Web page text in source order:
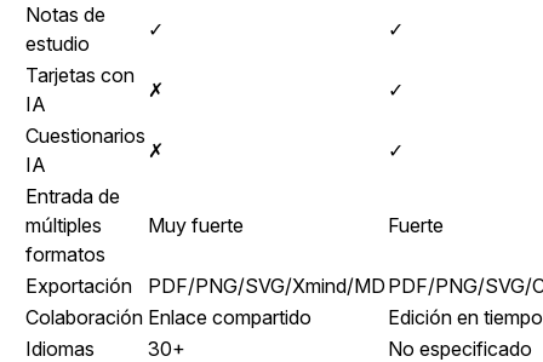
Notas de
estudio
✓
✓
Tarjetas con
IA
✗
✓
Cuestionarios
IA
✗
✓
Entrada de
múltiples
formatos
Muy fuerte Fuerte
Exportación PDF/PNG/SVG/Xmind/MD PDF/PNG/SVG/
Colaboración Enlace compartido
Edición en
Idiomas
30+
No especificado